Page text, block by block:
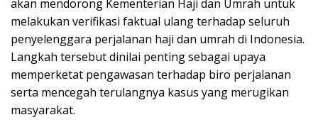
akan mendorong Kementerian Haji dan Umrah untuk
melakukan verifikasi faktual ulang terhadap seluruh
penyelenggara perjalanan haji dan umrah di Indonesia.
Langkah tersebut dinilai penting sebagai upaya
memperketat pengawasan terhadap biro perjalanan
serta mencegah terulangnya kasus yang merugikan
masyarakat.